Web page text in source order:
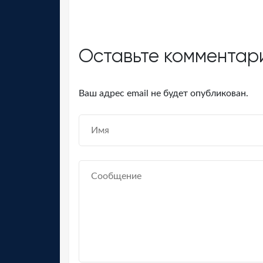
Оставьте
Ваш адрес email не будет опубликован.